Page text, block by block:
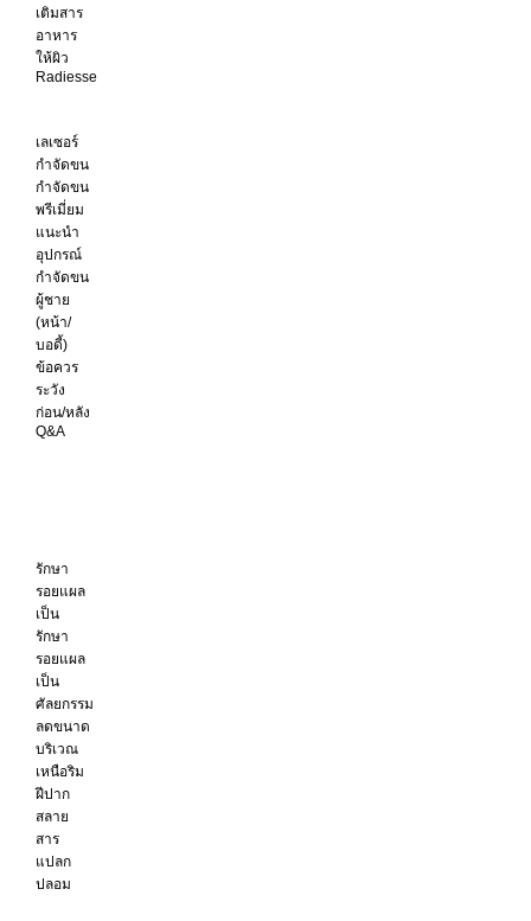
เติมสาร
อาหาร
ให้ผิว
Radiesse
เลเซอร์
กำจัดขน
กำจัดขน
พรีเมี่ยม
แนะนำ
อุปกรณ์
กำจัดขน
ผู้ชาย
(หน้า/
บอดี้)
ข้อควร
ระวัง
ก่อน/หลัง
Q&A
รักษา
รอยแผล
เป็น
รักษา
รอยแผล
เป็น
ศัลยกรรม
ลดขนาด
บริเวณ
เหนือริม
ฝีปาก
สลาย
สาร
แปลก
ปลอม